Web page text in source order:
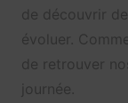
de découvrir
évoluer.
de retrouver
journée.